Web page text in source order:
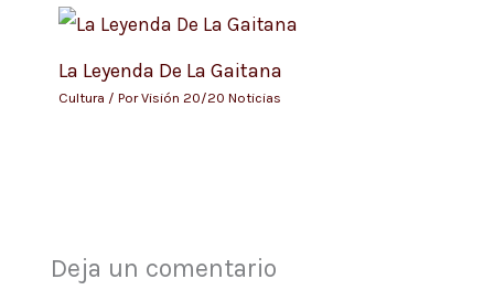
La Leyenda De La Gaitana
Cultura / PorVisión 20/20 Noticias
Deja un comentario